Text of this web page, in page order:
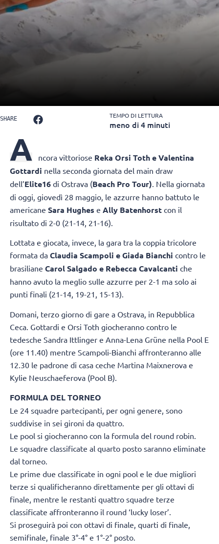
SHARE TEMPO DI LETTURA
meno di 4 minuti
A ncora vittoriose Reka Orsi Toth e Valentina
Gottardi nella seconda giornata del main draw
dell’Elite16 di Ostrava (Beach Pro Tour). Nella giornata
di oggi, giovedì 28 maggio, le azzurre hanno battuto le
americane Sara Hughes e Ally Batenhorst con il
risultato di 2-0 (21-14, 21-16).
Lottata e giocata, invece, la gara tra la coppia tricolore
formata da Claudia Scampoli e Giada Bianchi contro le
brasiliane Carol Salgado e Rebecca Cavalcanti che
hanno avuto la meglio sulle azzurre per 2-1 ma solo ai
punti finali (21-14, 19-21, 15-13).
Domani, terzo giorno di gare a Ostrava, in Repubblica
Ceca. Gottardi e Orsi Toth giocheranno contro le
tedesche Sandra Ittlinger e Anna-Lena Grüne nella Pool E
(ore 11.40) mentre Scampoli-Bianchi affronteranno alle
12.30 le padrone di casa ceche Martina Maixnerova e
Kylie Neuschaeferova (Pool B).
FORMULA DEL TORNEO
Le 24 squadre partecipanti, per ogni genere, sono
suddivise in sei gironi da quattro.
Le pool si giocheranno con la formula del round robin.
Le squadre classificate al quarto posto saranno eliminate
dal torneo.
Le prime due classificate in ogni pool e le due migliori
terze si qualificheranno direttamente per gli ottavi di
finale, mentre le restanti quattro squadre terze
classificate affronteranno il round ‘lucky loser’.
Si proseguirà poi con ottavi di finale, quarti di finale,
semifinale, finale 3°-4° e 1°-2° posto.